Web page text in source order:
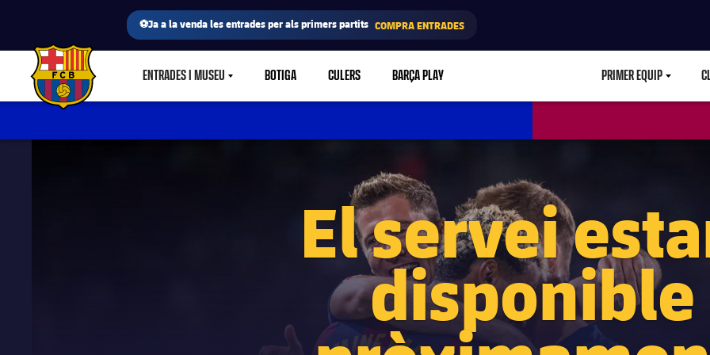
⚽Ja a la venda les entrades per als primers partits COMPRA ENTRADES
FC Barcelona club badge ENTRADES I MUSEULABEL.SHARE.CARETDOWN
BOTIGA CULERS BARÇA PLAY PRIMER EQUIP
El servei
disponible